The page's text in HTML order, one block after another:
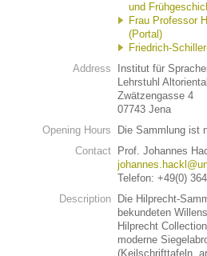
und
Frau Professor
(Portal)
Friedrich-
Address
Institut für
Lehrstuhl
Zwätzengasse 4
07743 Jena
Opening Hours
Die Sammlung ist
Contact
Prof. Johannes
Telefon: +49(0)
Description
Die Hilprecht-
bekundeten
Hilprecht
moderne
(Keilschrifttafeln,